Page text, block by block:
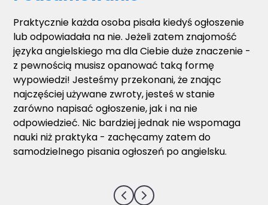
Praktycznie każda osoba pisała kiedyś ogłoszenie
lub odpowiadała na nie. Jeżeli zatem znajomość
języka angielskiego ma dla Ciebie duże znaczenie -
z pewnością musisz opanować taką formę
wypowiedzi! Jesteśmy przekonani, że znając
najczęściej używane zwroty, jesteś w stanie
zarówno napisać ogłoszenie, jak i na nie
odpowiedzieć. Nic bardziej jednak nie wspomaga
nauki niż praktyka - zachęcamy zatem do
samodzielnego pisania ogłoszeń po angielsku.